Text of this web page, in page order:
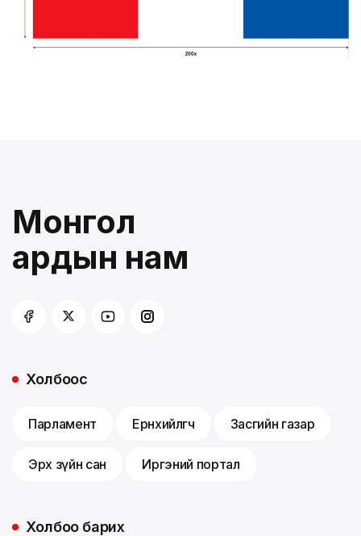
Монгол
ардын нам
Холбоос
Парламент Ерөнхийлөгч Засгийн газар
Эрх зүйн сан Иргэний портал
Холбоо барих